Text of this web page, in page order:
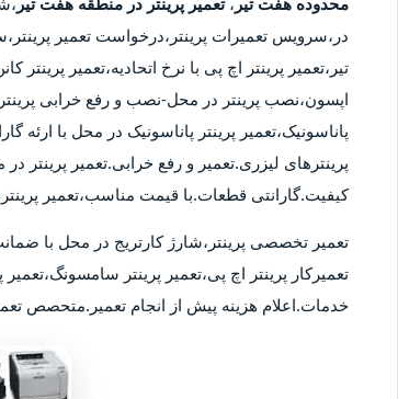
در،سرویس تعمیرات پرینتر،درخواست تعمیر
تیر،تعمیر پرینتر اچ پی با نرخ اتحادیه،تعمیر
اپسون،نصب پرینتر در محل-نصب و رفع خرابی
پاناسونیک،تعمیر پرینتر پاناسونیک در محل با ارئه
پرینترهای لیزری.تعمیر و رفع خرابی.تعمیر
کیفیت.گارانتی قطعات.با قیمت مناسب،تعمیر
تعمیر تخصصی پرینتر،شارژ کارتریج در محل با
تعمیرکار پرینتر اچ پی،تعمیر پرینتر سامسونگ،تعمیر
خدمات.اعلام هزینه پیش از انجام تعمیر.متحصص